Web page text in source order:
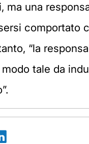
ma una
comportato
“la
tale da